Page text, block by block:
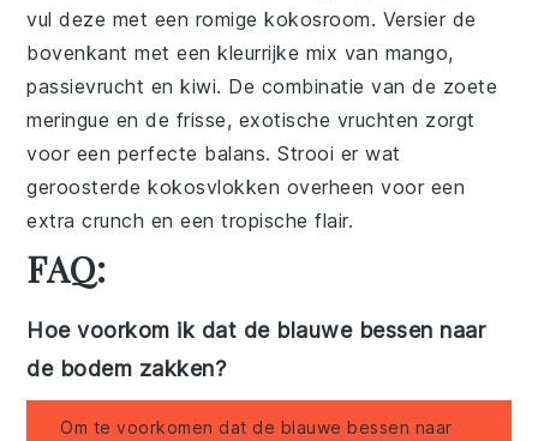
vul deze met een romigekokosroom. Versier de
bovenkant met een kleurrijke mix van mango,
passievrucht enkiwi. De combinatie van de zoete
meringue en de frisse, exotische vruchten zorgt
voor een perfecte balans. Strooi er wat
geroosterdekokosvlokken overheen voor een
extra crunch en een tropische flair.
FAQ:
Hoe voorkom ik dat de blauwe bessen naar
de bodem zakken?
Om te voorkomen dat de blauwe bessen naar